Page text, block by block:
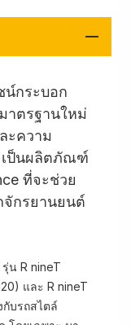
น์กระบอก
าตรฐานใหม่
ะความ
เป็นผลิตภัณฑ์
ที่จะช่วย
จักรยานยนต์
น R nineT
และ R nineT
บรถสไตล์